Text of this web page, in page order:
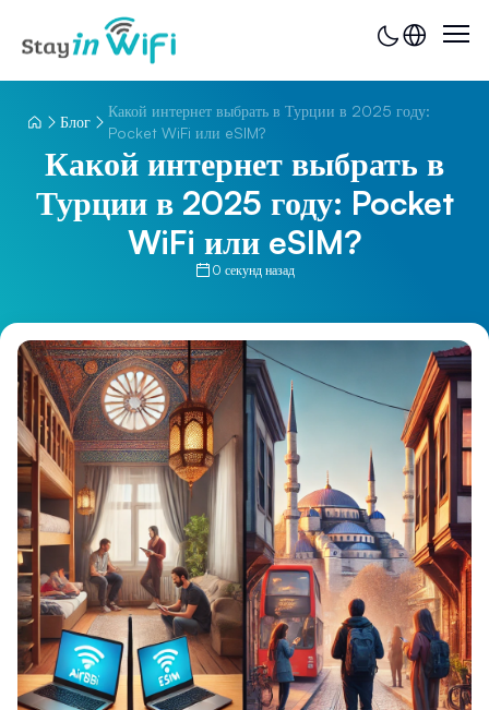
Блог
Какой интернет выбрать в Турции в 2025 году:
Pocket WiFi или eSIM?
Какой интернет выбрать в
Турции в 2025 году: Pocket
WiFi или eSIM?
0 секунд назад